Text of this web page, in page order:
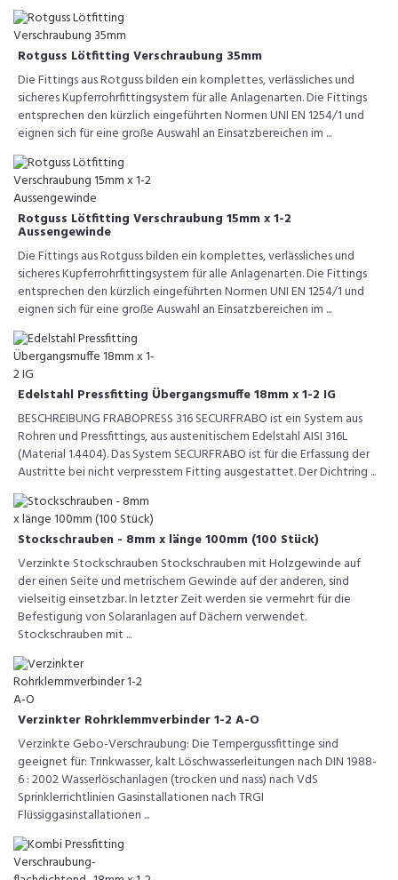
Rotguss Lötfitting Verschraubung 35mm
Die Fittings aus Rotguss bilden ein komplettes, verlässliches und
sicheres Kupferrohrfittingsystem für alle Anlagenarten. Die Fittings
entsprechen den kürzlich eingeführten Normen UNI EN 1254/1 und
eignen sich für eine große Auswahl an Einsatzbereichen im ...
Rotguss Lötfitting Verschraubung 15mm x 1-2
Aussengewinde
Die Fittings aus Rotguss bilden ein komplettes, verlässliches und
sicheres Kupferrohrfittingsystem für alle Anlagenarten. Die Fittings
entsprechen den kürzlich eingeführten Normen UNI EN 1254/1 und
eignen sich für eine große Auswahl an Einsatzbereichen im ...
Edelstahl Pressfitting Übergangsmuffe 18mm x 1-2 IG
BESCHREIBUNG FRABOPRESS 316 SECURFRABO ist ein System aus
Rohren und Pressfittings, aus austenitischem Edelstahl AISI 316L
(Material 1.4404). Das System SECURFRABO ist für die Erfassung der
Austritte bei nicht verpresstem Fitting ausgestattet. Der Dichtring ...
Stockschrauben - 8mm x länge 100mm (100 Stück)
Verzinkte Stockschrauben Stockschrauben mit Holzgewinde auf
der einen Seite und metrischem Gewinde auf der anderen, sind
vielseitig einsetzbar. In letzter Zeit werden sie vermehrt für die
Befestigung von Solaranlagen auf Dächern verwendet.
Stockschrauben mit ...
Verzinkter Rohrklemmverbinder 1-2 A-O
Verzinkte Gebo-Verschraubung: Die Tempergussfittinge sind
geeignet für: Trinkwasser, kalt Löschwasserleitungen nach DIN 1988-
6 : 2002 Wasserlöschanlagen (trocken und nass) nach VdS
Sprinklerrichtlinien Gasinstallationen nach TRGI
Flüssiggasinstallationen ...